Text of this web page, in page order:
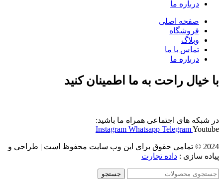
درباره ما
صفحه اصلی
فروشگاه
وبلاگ
تماس با ما
درباره ما
با خیال راحت به ما اطمینان کنید
در شبکه های اجتماعی همراه ما باشید:
Instagram Whatsapp TelegramYoutube
2024 © تمامی حقوق برای این وب سایت محفوظ است | طراحی و
پیاده سازی : داده تجارت
جستجو